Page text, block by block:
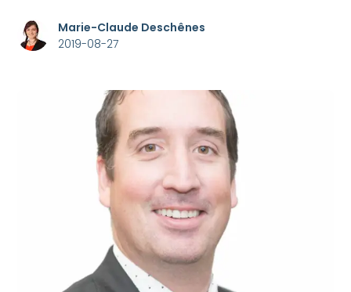
Marie-Claude Deschênes
2019-08-27